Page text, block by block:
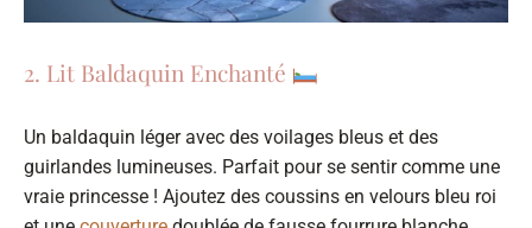
2. Lit Baldaquin Enchanté
Un baldaquin léger avec des voilages bleus et des
guirlandes lumineuses. Parfait pour se sentir comme une
vraie princesse ! Ajoutez des coussins en velours bleu roi